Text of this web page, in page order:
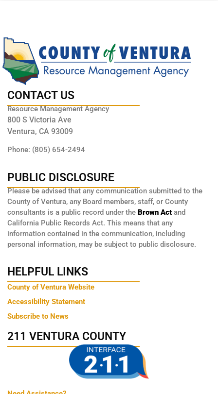
CONTACT US
Resource Management Agency
800 S Victoria Ave
Ventura, CA 93009
Phone: (805) 654-2494
PUBLIC DISCLOSURE
Please be advised that any communication submitted to the
County of Ventura, any Board members, staff, or County
consultants is a public record under the Brown Act and
California Public Records Act. This means that any
information contained in the communication, including
personal information, may be subject to public disclosure.
HELPFUL LINKS
County of Ventura Website
Accessibility Statement
Subscribe to News
211 VENTURA COUNTY